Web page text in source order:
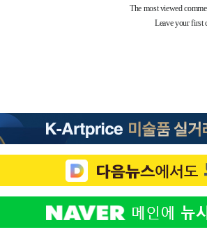
는 2순위' 결론냈던 스포츠윤리센터도 압수수색
발사체는 단거리탄도미사일…감시·경계태세 강
로야구 3연전도 폭염 취소…11일 재개
입 관측 배경엔 美의 대한국 무역적자 있어"
폭풍' 축구협회…초유의 압수수색에 '충격·당황'
올여름 최고치 경신…영등포 순간 '40도'
, 대검 추가 압수수색…내란 중요임무종사 혐의
회복…0.26% 오른 801.67 마감